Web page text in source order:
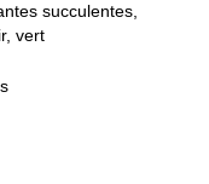
succulentes,
vert